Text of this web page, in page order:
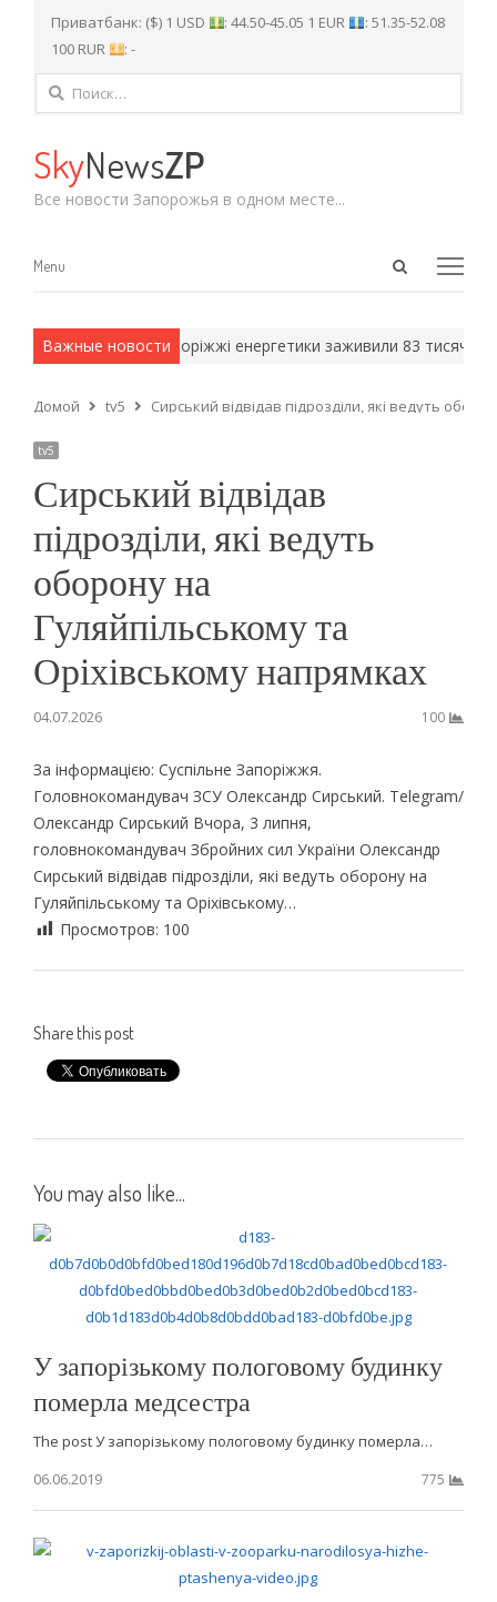
Приватбанк: ($) 1 USD : 44.50-45.05 1 EUR
: 51.35-52.08
100 RUR
: -
Найти:
SkyNewsZP
Все новости Запорожья в одном месте...
Open
Menu
Menu
Важные новости
методы. На Запоріжжі енергетики заживили 83 тисячі
Домой tv5 Сирський відвідав підрозділи, які ведуть
tv5
Сирський відвідав
підрозділи, які ведуть
оборону на
Гуляйпільському та
Оріхівському напрямках
04.07.2026 100
За інформацією: Суспільне Запоріжжя.
Головнокомандувач ЗСУ Олександр Сирський. Telegram/
Олександр Сирський Вчора, 3 липня,
головнокомандувач Збройних сил України Олександр
Сирський відвідав підрозділи, які ведуть оборону на
Гуляйпільському та Оріхівському…
Просмотров: 100
Share this post
You may also like...
У запорізькому пологовому будинку
померла медсестра
The post У запорізькому пологовому будинку померла…
06.06.2019
775